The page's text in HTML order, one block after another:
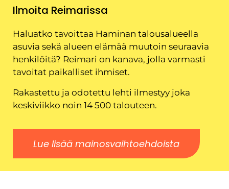
Ilmoita Reimarissa
Haluatko tavoittaa Haminan talousalueella
asuvia sekä alueen elämää muutoin seuraavia
henkilöitä? Reimari on kanava, jolla varmasti
tavoitat paikalliset ihmiset.
Rakastettu ja odotettu lehti ilmestyy joka
keskiviikko noin 14 500 talouteen.
Lue lisää mainosvaihtoehdoista